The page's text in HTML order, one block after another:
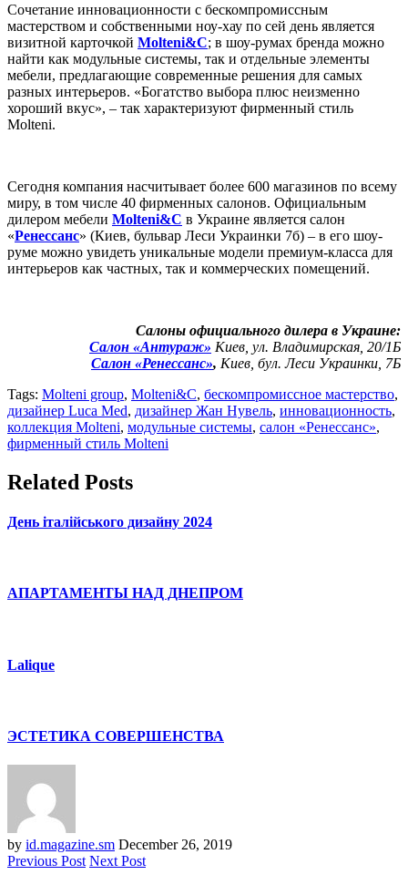
Сочетание инновационности с бескомпромиссным
мастерством и собственными ноу-хау по сей день является
визитной карточкой Molteni&C; в шоу-румах бренда можно
найти как модульные системы, так и отдельные элементы
мебели, предлагающие современные решения для самых
разных интерьеров. «Богатство выбора плюс неизменно
хороший вкус», – так характеризуют фирменный стиль
Molteni.
Сегодня компания насчитывает более 600 магазинов по всему
миру, в том числе 40 фирменных салонов. Официальным
дилером мебели Molteni&C в Украине является салон
«Ренессанс» (Киев, бульвар Леси Украинки 7б) – в его шоу-
руме можно увидеть уникальные модели премиум-класса для
интерьеров как частных, так и коммерческих помещений.
Салоны официального дилера в Украине:
Салон «Антураж» Киев, ул. Владимирская, 20/1Б
Салон «Ренессанс», Киев, бул. Леси Украинки, 7Б
Tags: Molteni group, Molteni&C, бескомпромиссное мастерство,
дизайнер Luca Med, дизайнер Жан Нувель, инновационность,
коллекция Molteni, модульные системы, салон «Ренессанс»,
фирменный стиль Molteni
Related Posts
День італійського дизайну 2024
АПАРТАМЕНТЫ НАД ДНЕПРОМ
Lalique
ЭСТЕТИКА СОВЕРШЕНСТВА
by id.magazine.sm December 26, 2019
Previous Post Next Post